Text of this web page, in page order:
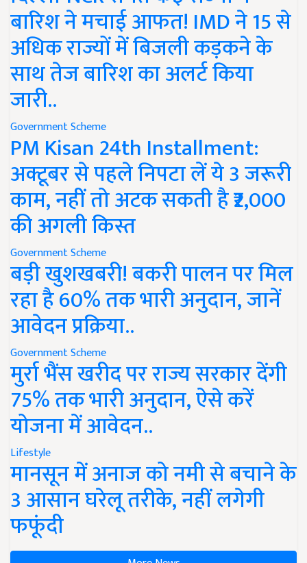
बारिश ने मचाई आफत! IMD ने 15 से
अधिक राज्यों में बिजली कड़कने के
साथ तेज बारिश का अलर्ट किया
जारी..
Government Scheme
PM Kisan 24th Installment:
अक्टूबर से पहले निपटा लें ये 3 जरूरी
काम, नहीं तो अटक सकती है ₹2,000
की अगली किस्त
Government Scheme
बड़ी खुशखबरी! बकरी पालन पर मिल
रहा है 60% तक भारी अनुदान, जानें
आवेदन प्रक्रिया..
Government Scheme
मुर्रा भैंस खरीद पर राज्य सरकार देंगी
75% तक भारी अनुदान, ऐसे करें
योजना में आवेदन..
Lifestyle
मानसून में अनाज को नमी से बचाने के
3 आसान घरेलू तरीके, नहीं लगेगी
फफूंदी